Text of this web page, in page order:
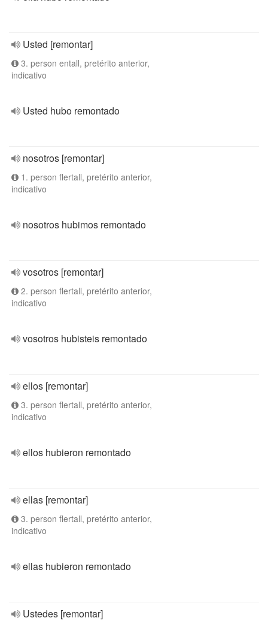
Usted [remontar]
3. person entall, pretérito anterior,
indicativo
Usted hubo remontado
nosotros [remontar]
1. person flertall, pretérito anterior,
indicativo
nosotros hubimos remontado
vosotros [remontar]
2. person flertall, pretérito anterior,
indicativo
vosotros hubisteis remontado
ellos [remontar]
3. person flertall, pretérito anterior,
indicativo
ellos hubieron remontado
ellas [remontar]
3. person flertall, pretérito anterior,
indicativo
ellas hubieron remontado
Ustedes [remontar]